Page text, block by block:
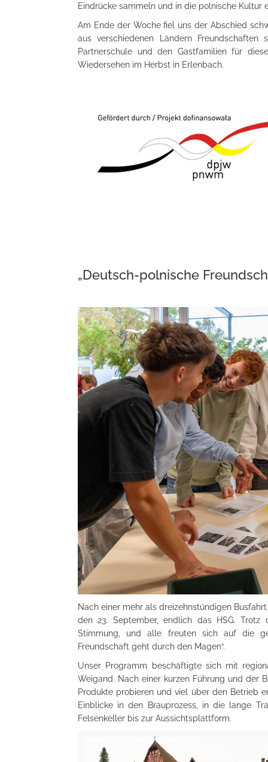
Eindrücke sammeln und in die polnische Kultur
Am Ende der Woche fiel uns der Abschied
aus verschiedenen Ländern
Partnerschule und den Gastfamilien für
Wiedersehen im Herbst in Erlenbach.
„Deutsch-polnische
Nach einer mehr als dreizehnstündigen
den 23. September, endlich das HSG.
Stimmung, und alle freuten sich auf die
Freundschaft geht durch den Magen“.
Unser Programm beschäftigte sich mit
Weigand. Nach einer kurzen Führung und der
Produkte probieren und viel über den Betrieb
Einblicke in den Brauprozess, in die lange
Felsenkeller bis zur Aussichtsplattform.